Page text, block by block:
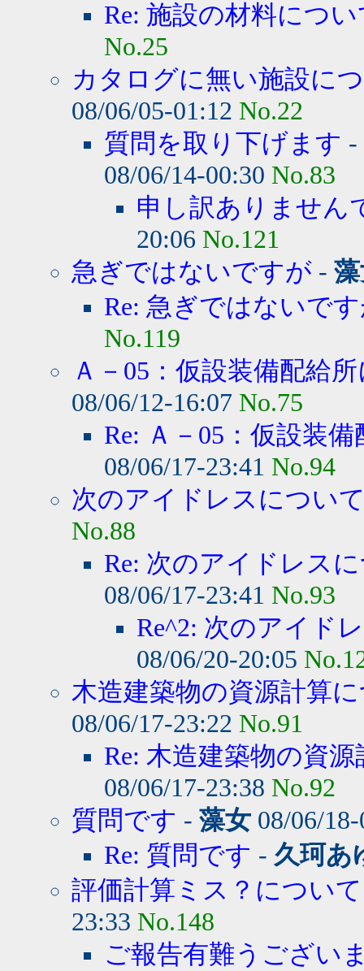
Re: 施設の材料につ
No.25
カタログに無い施設に
08/06/05-01:12 No.22
質問を取り下げます -
08/06/14-00:30 No.83
申し訳ありません
20:06 No.121
急ぎではないですが -
Re: 急ぎではないで
No.119
Ａ－05：仮設装備配給
08/06/12-16:07 No.75
Re: Ａ－05：仮設装
08/06/17-23:41 No.94
次のアイドレスについ
No.88
Re: 次のアイドレス
08/06/17-23:41 No.93
Re^2: 次のアイド
08/06/20-20:05
木造建築物の資源計算
08/06/17-23:22 No.91
Re: 木造建築物の資
08/06/17-23:38 No.92
質問です - 藻女 08/06/
Re: 質問です - 久珂あ
評価計算ミス？について
23:33 No.148
ご報告有難うござい